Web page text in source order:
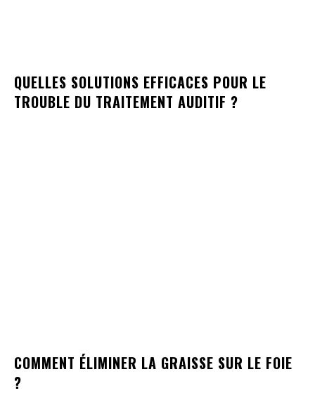
QUELLES SOLUTIONS EFFICACES POUR LE
TROUBLE DU TRAITEMENT AUDITIF ?
COMMENT ÉLIMINER LA GRAISSE SUR LE FOIE
?